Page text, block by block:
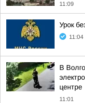
11:09
Урок
11:04
В
центре
11:01